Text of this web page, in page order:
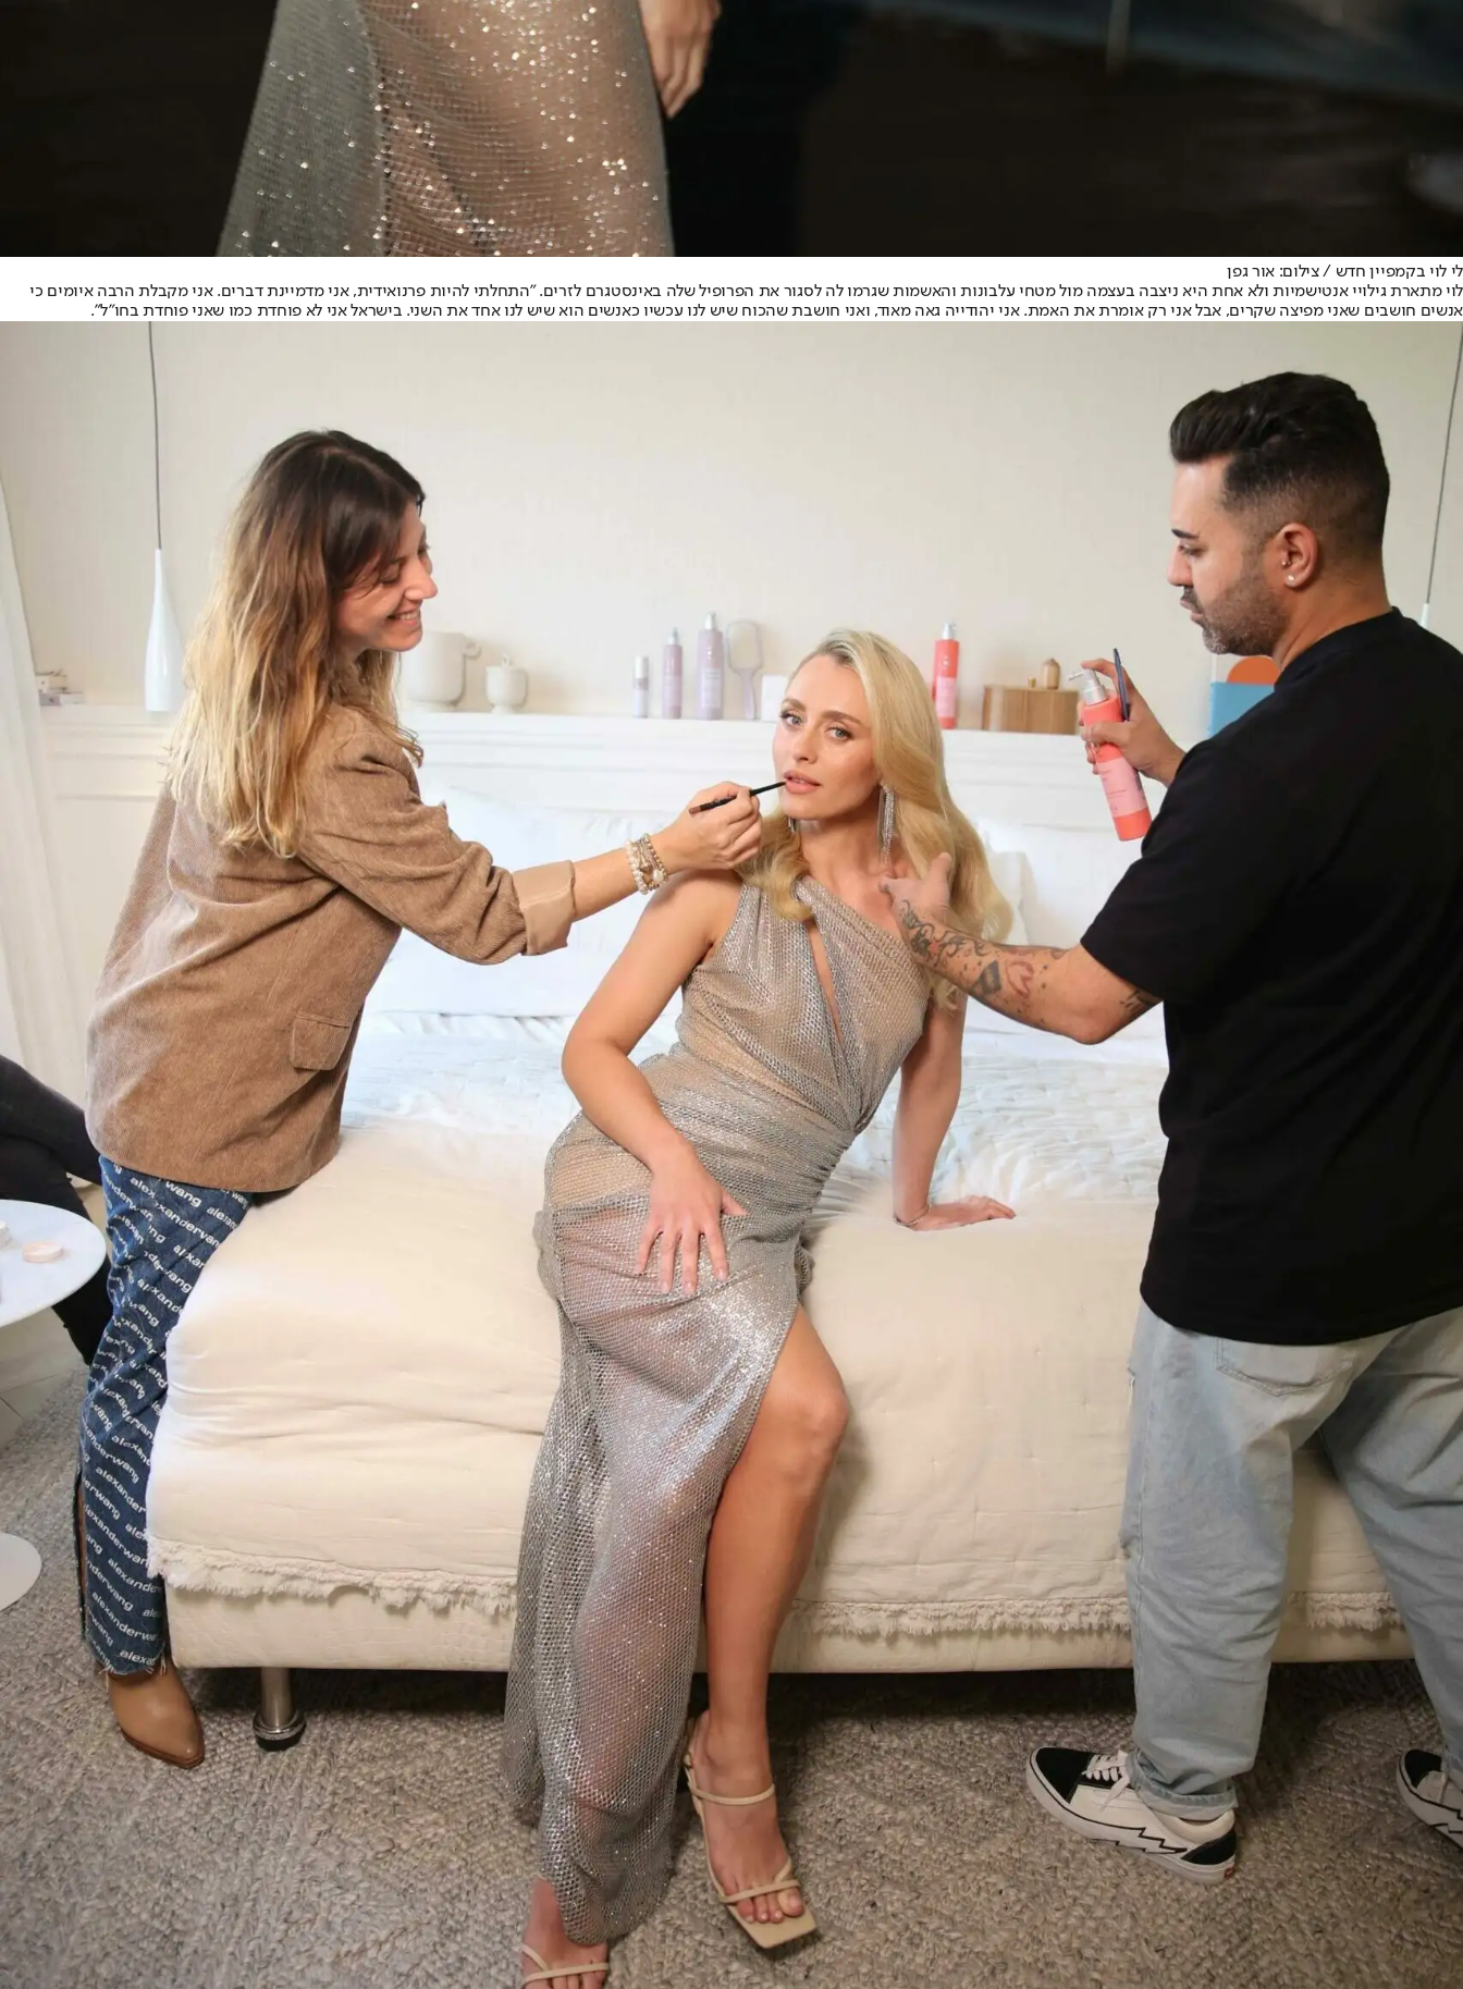
לי לוי בקמפיין חדש / צילום: אור גפן
לוי מתארת גילויי אנטישמיות ולא אחת היא ניצבה בעצמה מול מטחי עלבונות והאשמות שגרמו לה לסגור את הפרופיל שלה באינסטגרם לזרים. "התחלתי להיות פרנואידית, אני מדמיינת דברים. אני מקבלת הרבה איומים כי
אנשים חושבים שאני מפיצה שקרים, אבל אני רק אומרת את האמת. אני יהודייה גאה מאוד, ואני חושבת שהכוח שיש לנו עכשיו כאנשים הוא שיש לנו אחד את השני. בישראל אני לא פוחדת כמו שאני פוחדת בחו"ל״.